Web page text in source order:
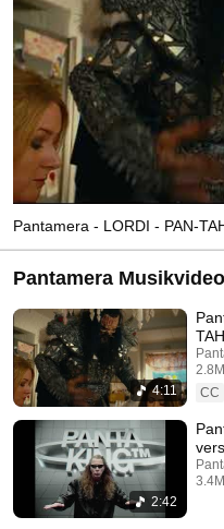
Pantamera - LORDI - PAN-
Pantamera
4:11
CC
2:42